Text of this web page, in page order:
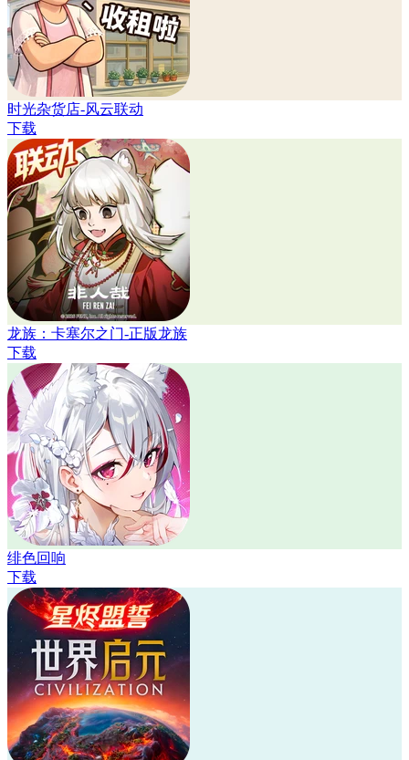
时光杂货店-风云联动
下载
龙族：卡塞尔之门-正版龙族
下载
绯色回响
下载